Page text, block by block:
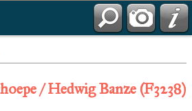
/ Hedwig Banze (F3238)